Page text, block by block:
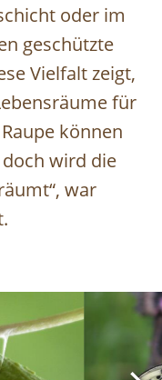
oder im
geschützte
Vielfalt zeigt,
für
können
wird die
war
Image